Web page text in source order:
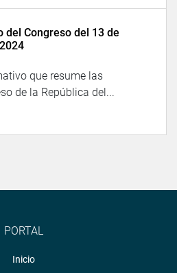
del Congreso del 13 de
que resume las
de la República del...
PORTAL
Inicio